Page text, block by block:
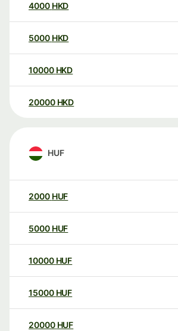
4000 HKD
5000 HKD
10000 HKD
20000 HKD
HUF
2000 HUF
5000 HUF
10000 HUF
15000 HUF
20000 HUF